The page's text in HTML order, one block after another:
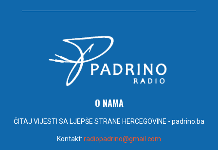
O NAMA
ČITAJ VIJESTI SA LJEPŠE STRANE HERCEGOVINE - padrino.ba
Kontakt: radiopadrino@gmail.com